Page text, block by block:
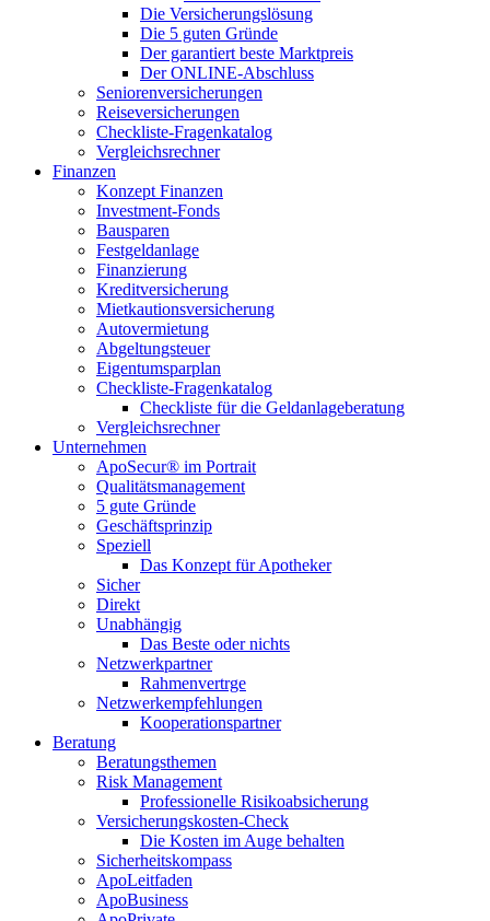
Die Versicherungslösung
Die 5 guten Gründe
Der garantiert beste Marktpreis
Der ONLINE-Abschluss
Seniorenversicherungen
Reiseversicherungen
Checkliste-Fragenkatalog
Vergleichsrechner
Finanzen
Konzept Finanzen
Investment-Fonds
Bausparen
Festgeldanlage
Finanzierung
Kreditversicherung
Mietkautionsversicherung
Autovermietung
Abgeltungsteuer
Eigentumsparplan
Checkliste-Fragenkatalog
Checkliste für die Geldanlageberatung
Vergleichsrechner
Unternehmen
ApoSecur® im Portrait
Qualitätsmanagement
5 gute Gründe
Geschäftsprinzip
Speziell
Das Konzept für Apotheker
Sicher
Direkt
Unabhängig
Das Beste oder nichts
Netzwerkpartner
Rahmenvertrge
Netzwerkempfehlungen
Kooperationspartner
Beratung
Beratungsthemen
Risk Management
Professionelle Risikoabsicherung
Versicherungskosten-Check
Die Kosten im Auge behalten
Sicherheitskompass
ApoLeitfaden
ApoBusiness